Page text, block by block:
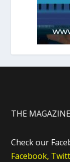
THE MAGAZINE
Check our
Facebook,